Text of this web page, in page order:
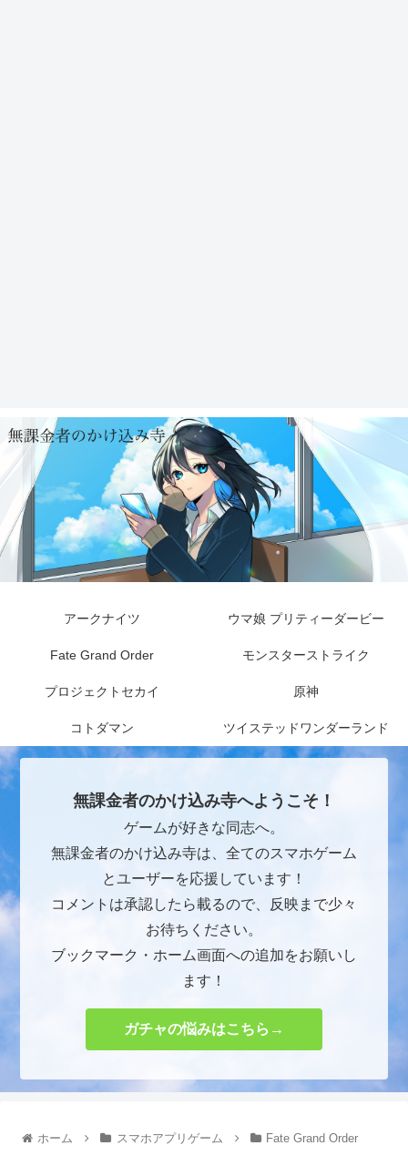
アークナイツ ウマ娘 プリティーダービー
Fate Grand Order モンスターストライク
プロジェクトセカイ 原神
コトダマン ツイステッドワンダーランド
無課金者のかけ込み寺へようこそ！
ゲームが好きな同志へ。
無課金者のかけ込み寺は、全てのスマホゲーム
とユーザーを応援しています！
コメントは承認したら載るので、反映まで少々
お待ちください。
ブックマーク・ホーム画面への追加をお願いし
ます！
ガチャの悩みはこちら→
ホーム スマホアプリゲーム Fate Grand Order